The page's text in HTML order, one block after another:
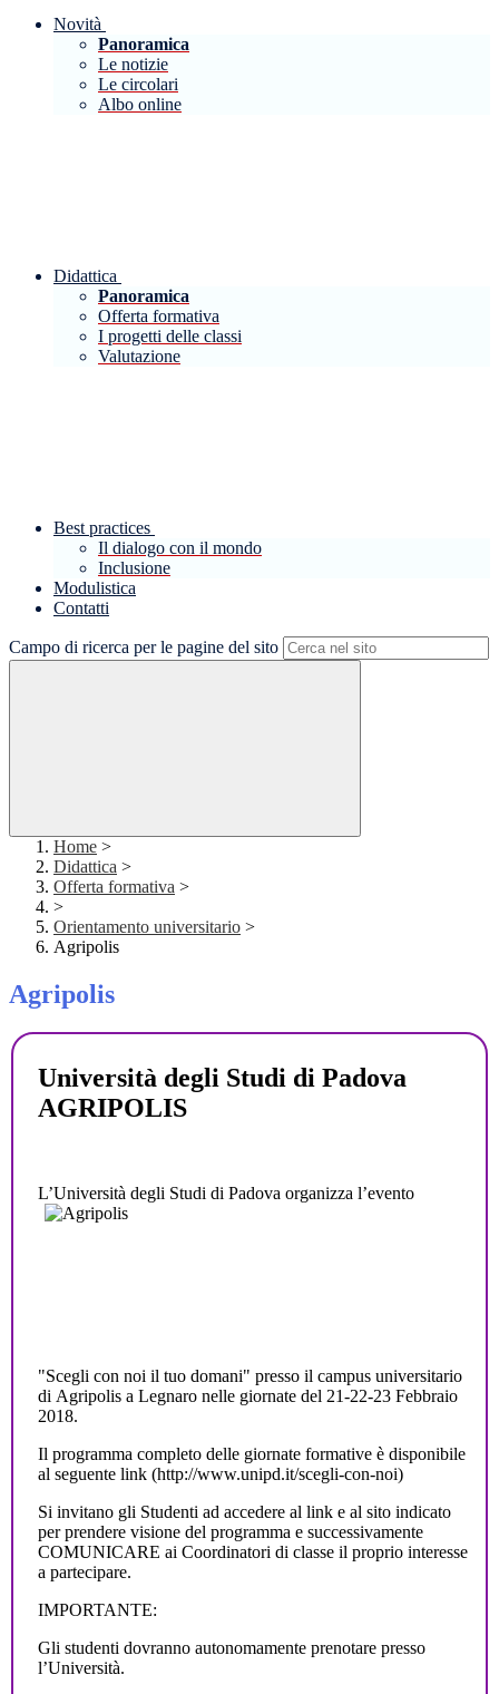
Novità
Panoramica
Le notizie
Le circolari
Albo online
Didattica
Panoramica
Offerta formativa
I progetti delle classi
Valutazione
Best practices
Il dialogo con il mondo
Inclusione
Modulistica
Contatti
Campo di ricerca per le pagine del sito
Home >
Didattica >
Offerta formativa >
>
Orientamento universitario >
Agripolis
Agripolis
Università degli Studi di Padova
AGRIPOLIS
L’Università degli Studi di Padova organizza l’evento
"Scegli con noi il tuo domani" presso il campus universitario
di Agripolis a Legnaro nelle giornate del 21-22-23 Febbraio
2018.
Il programma completo delle giornate formative è disponibile
al seguente link (http://www.unipd.it/scegli-con-noi)
Si invitano gli Studenti ad accedere al link e al sito indicato
per prendere visione del programma e successivamente
COMUNICARE ai Coordinatori di classe il proprio interesse
a partecipare.
IMPORTANTE:
Gli studenti dovranno autonomamente prenotare presso
l’Università.